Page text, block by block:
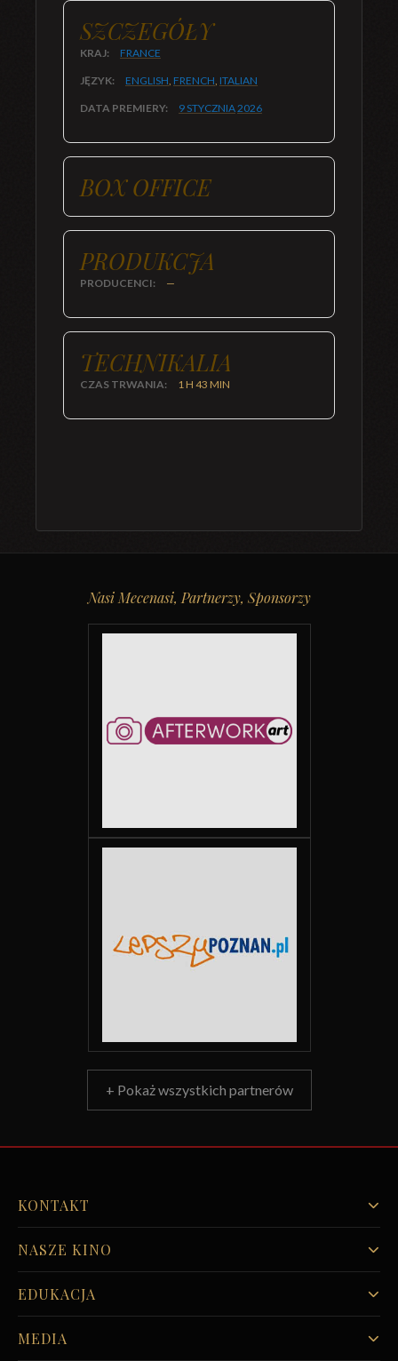
SZCZEGÓŁY
KRAJ: FRANCE
JĘZYK: ENGLISH, FRENCH, ITALIAN
DATA PREMIERY: 9 STYCZNIA2026
BOX OFFICE
PRODUKCJA
PRODUCENCI: —
TECHNIKALIA
CZAS TRWANIA: 1 H 43 MIN
Nasi Mecenasi, Partnerzy, Sponsorzy
+ Pokaż wszystkich partnerów
KONTAKT
NASZE KINO
EDUKACJA
MEDIA